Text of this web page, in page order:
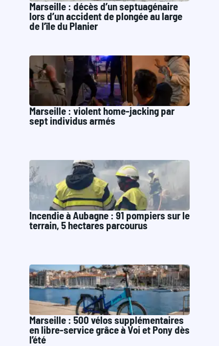
Marseille : décès d’un septuagénaire
lors d’un accident de plongée au large
de l’île du Planier
Marseille : violent home-jacking par
sept individus armés
Incendie à Aubagne : 91 pompiers sur le
terrain, 5 hectares parcourus
Marseille : 500 vélos supplémentaires
en libre-service grâce à Voi et Pony dès
l’été